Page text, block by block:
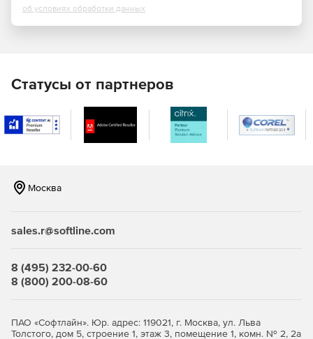
об условиях обработки данных
Статусы от партнеров
Москва
sales.r@softline.com
8 (495) 232-00-60
8 (800) 200-08-60
ПАО «Софтлайн». Юр. адрес: 119021, г. Москва, ул. Льва
Толстого, дом 5, строение 1, этаж 3, помещение 1, комн. № 2, 2а